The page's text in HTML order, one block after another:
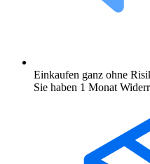
Einkaufen ganz ohne
Sie haben 1 Monat